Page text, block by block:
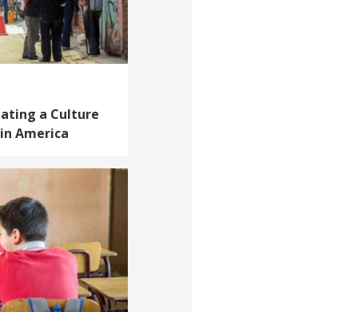
a Culture
America